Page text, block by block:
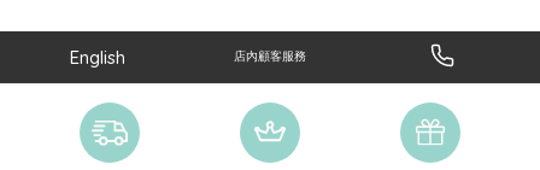
English 店內顧客服務